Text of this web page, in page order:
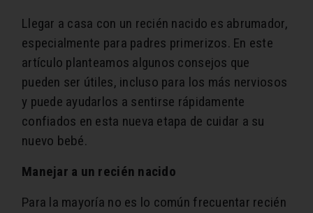
Llegar a casa con un recién nacido es abrumador,
especialmente para padres primerizos. En este
artículo planteamos algunos consejos que
pueden ser útiles, incluso para los más nerviosos
y puede ayudarlos a sentirse rápidamente
confiados en esta nueva etapa de cuidar a su
nuevo bebé.
Manejar a un recién nacido
Para la mayoría no es lo común frecuentar recién